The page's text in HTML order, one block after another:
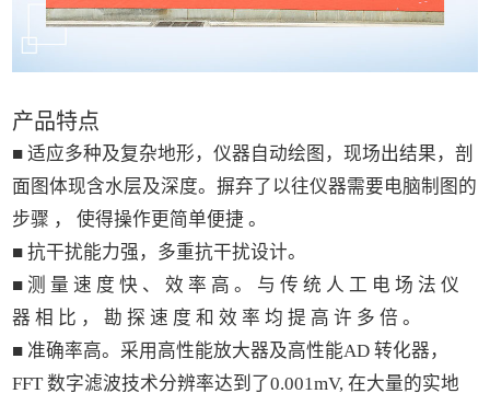
产品特点
■ 适应多种及复杂地形，仪器自动绘图，现场出结果，剖
面图体现含水层及深度。摒弃了以往仪器需要电脑制图的
步骤 ， 使得操作更简单便捷 。
■ 抗干扰能力强，多重抗干扰设计。
■ 测 量 速 度 快 、 效 率 高 。 与 传 统 人 工 电 场 法 仪
器 相 比 ， 勘 探 速 度 和 效 率 均 提 高 许 多 倍 。
■ 准确率高。采用高性能放大器及高性能AD 转化器，
FFT 数字滤波技术分辨率达到了0.001mV, 在大量的实地